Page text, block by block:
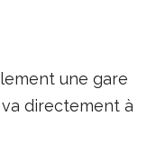
une gare
directement à